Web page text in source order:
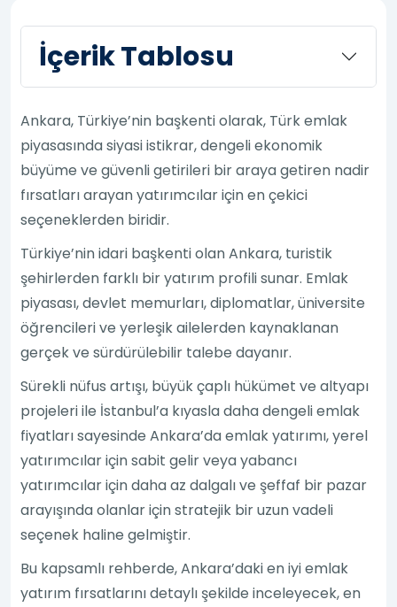
İçerik Tablosu
Ankara, Türkiye’nin başkenti olarak, Türk emlak
piyasasında siyasi istikrar, dengeli ekonomik
büyüme ve güvenli getirileri bir araya getiren nadir
fırsatları arayan yatırımcılar için en çekici
seçeneklerden biridir.
Türkiye’nin idari başkenti olan Ankara, turistik
şehirlerden farklı bir yatırım profili sunar. Emlak
piyasası, devlet memurları, diplomatlar, üniversite
öğrencileri ve yerleşik ailelerden kaynaklanan
gerçek ve sürdürülebilir talebe dayanır.
Sürekli nüfus artışı, büyük çaplı hükümet ve altyapı
projeleri ile İstanbul’a kıyasla daha dengeli emlak
fiyatları sayesinde Ankara’da emlak yatırımı, yerel
yatırımcılar için sabit gelir veya yabancı
yatırımcılar için daha az dalgalı ve şeffaf bir pazar
arayışında olanlar için stratejik bir uzun vadeli
seçenek haline gelmiştir.
Bu kapsamlı rehberde, Ankara’daki en iyi emlak
yatırım fırsatlarını detaylı şekilde inceleyecek, en